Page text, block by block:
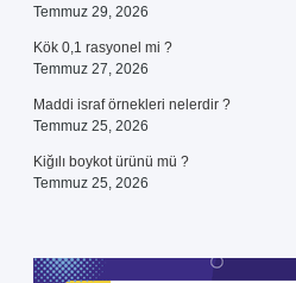
Temmuz 29, 2026
Kök 0,1 rasyonel mi ?
Temmuz 27, 2026
Maddi israf örnekleri nelerdir ?
Temmuz 25, 2026
Kiğılı boykot ürünü mü ?
Temmuz 25, 2026